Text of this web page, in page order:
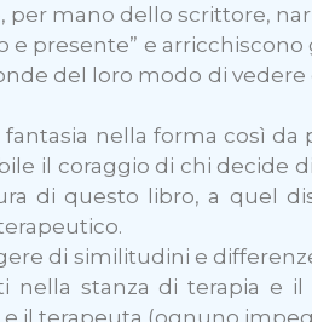
per mano dello scrittore,
e presente” e
del loro modo di
nella forma così
il coraggio di chi decide
di questo libro, a quel
di similitudini e
stanza di terapia e
il terapeuta (ognuno